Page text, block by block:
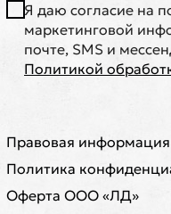
Я даю согласие на
маркетинговой
почте, SMS и
Политикой
Правовая информация
Политика
Оферта ООО «ЛД»